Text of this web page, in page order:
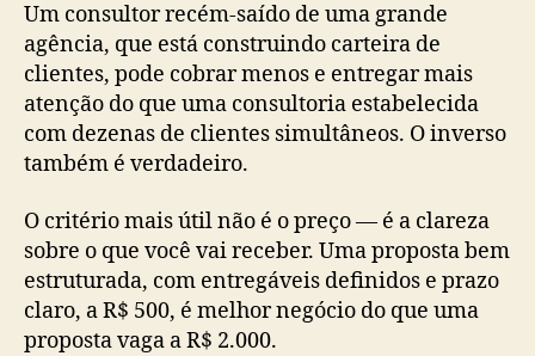
Um consultor recém-saído de uma grande
agência, que está construindo carteira de
clientes, pode cobrar menos e entregar mais
atenção do que uma consultoria estabelecida
com dezenas de clientes simultâneos. O inverso
também é verdadeiro.
O critério mais útil não é o preço — é a clareza
sobre o que você vai receber. Uma proposta bem
estruturada, com entregáveis definidos e prazo
claro, a R$ 500, é melhor negócio do que uma
proposta vaga a R$ 2.000.